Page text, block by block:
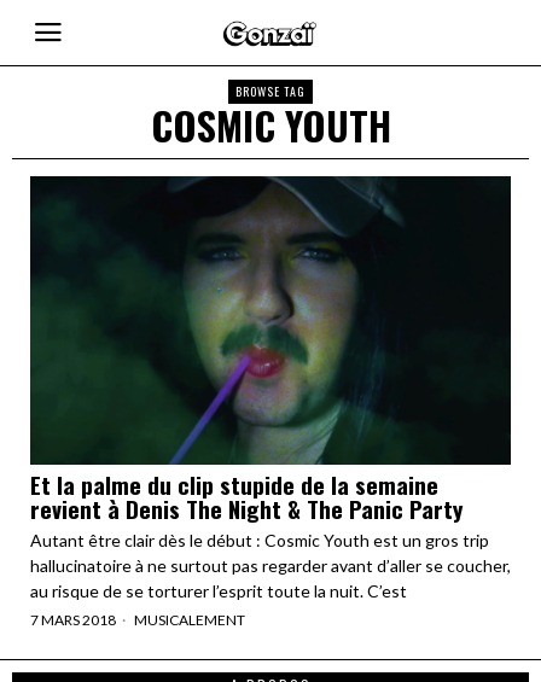
BROWSE TAG
COSMIC YOUTH
Et la palme du clip stupide de la semaine
revient à Denis The Night & The Panic Party
Autant être clair dès le début : Cosmic Youth est un gros trip
hallucinatoire à ne surtout pas regarder avant d’aller se coucher,
au risque de se torturer l’esprit toute la nuit. C’est
7 MARS 2018 MUSICALEMENT